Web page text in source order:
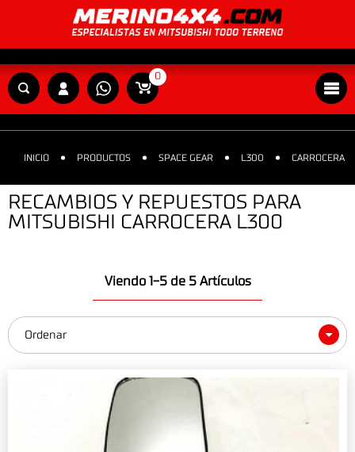
0
INICIO PRODUCTOS SPACE GEAR L300 CARROCERA
RECAMBIOS Y REPUESTOS PARA
MITSUBISHI CARROCERA L300
Viendo 1-5 de 5 Artículos
Ordenar